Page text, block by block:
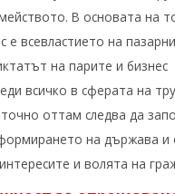
В основата на
е всевластието на
на парите и бизнес
всичко в сферата на
оттам следва да
на държава и
и волята на